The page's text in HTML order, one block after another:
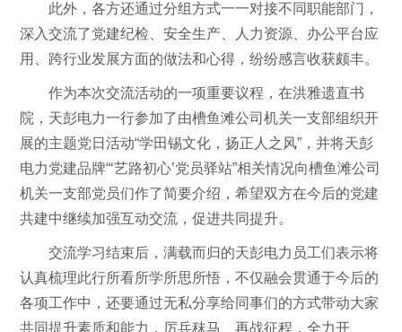
此外，各方还通过分组方式一一对接不同职能部门，
深入交流了党建纪检、安全生产、人力资源、办公平台应
用、跨行业发展方面的做法和心得，纷纷感言收获颇丰。
作为本次交流活动的一项重要议程，在洪雅遗直书
院，天彭电力一行参加了由槽鱼滩公司机关一支部组织开
展的主题党日活动“学田锡文化，扬正人之风”，并将天彭
电力党建品牌“‘艺路初心’党员驿站”相关情况向槽鱼滩公司
机关一支部党员们作了简要介绍，希望双方在今后的党建
共建中继续加强互动交流，促进共同提升。
交流学习结束后，满载而归的天彭电力员工们表示将
认真梳理此行所看所学所思所悟，不仅融会贯通于今后的
各项工作中，还要通过无私分享给同事们的方式带动大家
共同提升素质和能力，厉兵秣马、再战征程，全力开